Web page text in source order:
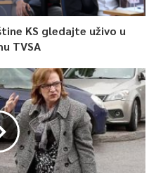
KS gledajte uživo u
TVSA